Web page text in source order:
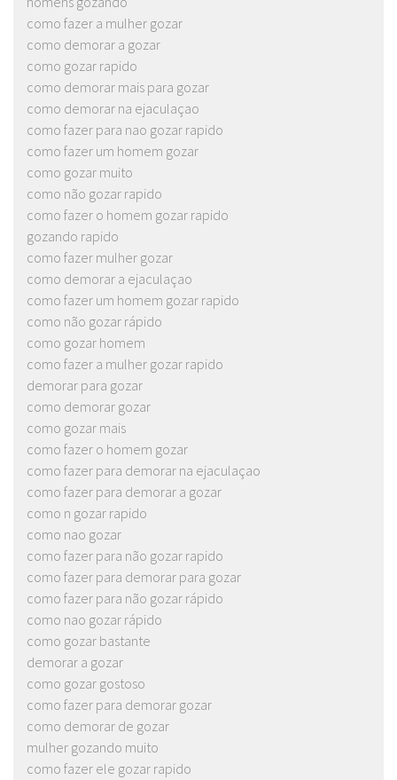
como fazer a mulher gozar
como demorar a gozar
como gozar rapido
como demorar mais para gozar
como demorar na ejaculaçao
como fazer para nao gozar rapido
como fazer um homem gozar
como gozar muito
como não gozar rapido
como fazer o homem gozar rapido
gozando rapido
como fazer mulher gozar
como demorar a ejaculaçao
como fazer um homem gozar rapido
como não gozar rápido
como gozar homem
como fazer a mulher gozar rapido
demorar para gozar
como demorar gozar
como gozar mais
como fazer o homem gozar
como fazer para demorar na ejaculaçao
como fazer para demorar a gozar
como n gozar rapido
como nao gozar
como fazer para não gozar rapido
como fazer para demorar para gozar
como fazer para não gozar rápido
como nao gozar rápido
como gozar bastante
demorar a gozar
como gozar gostoso
como fazer para demorar gozar
como demorar de gozar
mulher gozando muito
como fazer ele gozar rapido